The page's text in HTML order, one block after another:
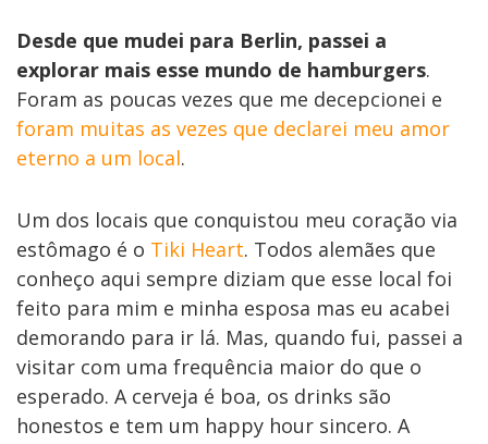
Desde que mudei para Berlin, passei a
explorar mais esse mundo de hamburgers.
Foram as poucas vezes que me decepcionei e
foram muitas as vezes que declarei meu amor
eterno a um local.
Um dos locais que conquistou meu coração via
estômago é o Tiki Heart. Todos alemães que
conheço aqui sempre diziam que esse local foi
feito para mim e minha esposa mas eu acabei
demorando para ir lá. Mas, quando fui, passei a
visitar com uma frequência maior do que o
esperado. A cerveja é boa, os drinks são
honestos e tem um happy hour sincero. A